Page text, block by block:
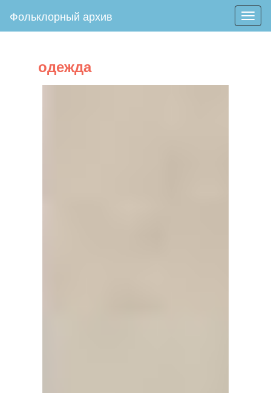
Фольклорный архив
одежда